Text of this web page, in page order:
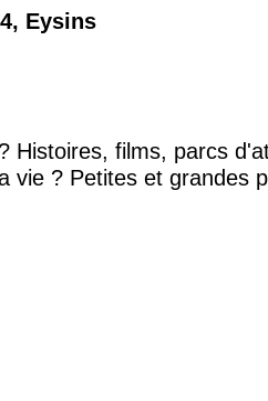
Eysins
Histoires, films, parcs
vie ? Petites et grandes